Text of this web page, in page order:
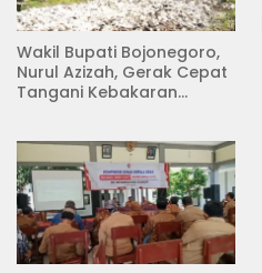
Wakil Bupati Bojonegoro,
Nurul Azizah, Gerak Cepat
Tangani Kebakaran